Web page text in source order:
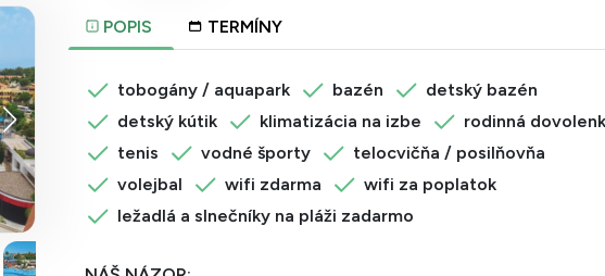
POPIS TERMÍNY
tobogány / aquapark bazén
detský bazén
detský kútik
klimatizácia na izbe
rodinná
tenis
vodné športy
telocvičňa / posilňovňa
volejbal
wifi zdarma
wifi za poplatok
ležadlá a slnečníky na pláži zadarmo